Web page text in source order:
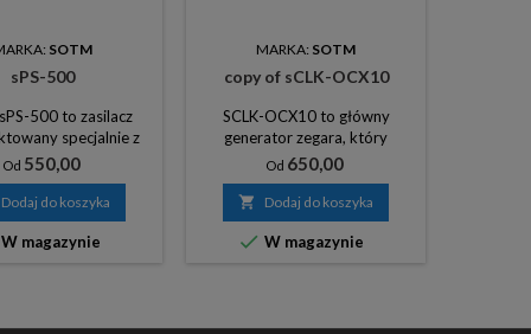
SOTM
sPS-500
500 to zasilacz
specjalnie z
o wysokiej jakości
Został zbudowany w
szumów
przez zasilane
a także po prostu
Od Cena
550,00
Dodaj do koszyka
W magazynie
MARKA: SOTM
copy of sCLK-OCX10
SCLK-OCX10 to główny
generator zegara, który
wytwarza sygnał zegarowy o
wysokiej czystości 10 MHz.
Od Cena
650,00
 Dodaj do koszyka
 W magazynie